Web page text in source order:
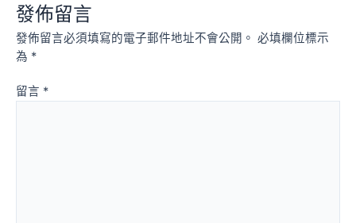
發佈留言
發佈留言必須填寫的電子郵件地址不會公開。 必填欄位標示
為 *
留言 *